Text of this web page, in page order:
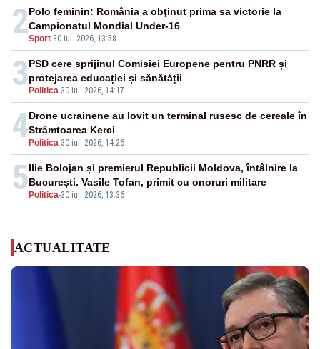
2Sport-30 iul. 2026, 13:58
Polo feminin: România a obţinut prima sa victorie la
Campionatul Mondial Under-16
3 Politica-30 iul. 2026, 14:17
PSD cere sprijinul Comisiei Europene pentru PNRR și
protejarea educației și sănătății
4 Politica-30 iul. 2026, 14:26
Drone ucrainene au lovit un terminal rusesc de cereale în
Strâmtoarea Kerci
5 Politica-30 iul. 2026, 13:36
Ilie Bolojan și premierul Republicii Moldova, întâlnire la
București. Vasile Tofan, primit cu onoruri militare
ACTUALITATE